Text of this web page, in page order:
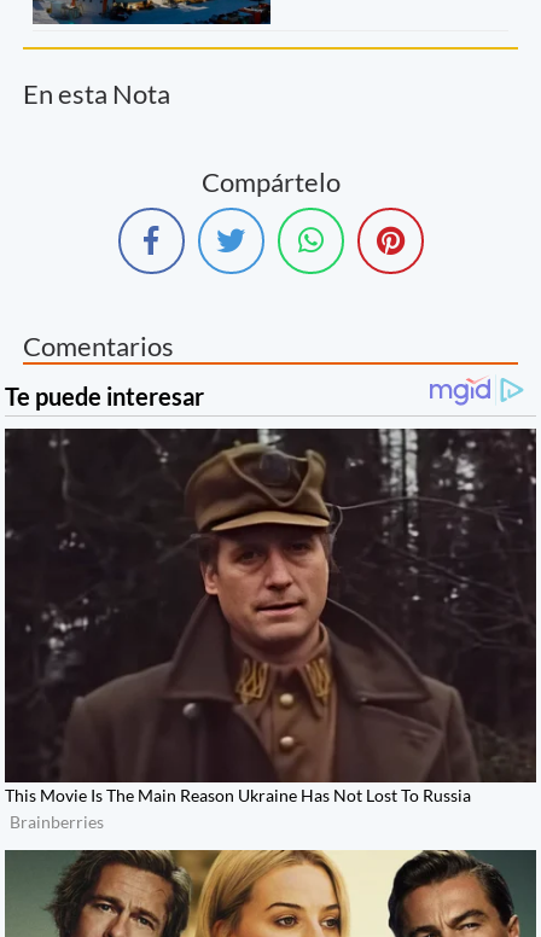
En esta Nota
Compártelo
Comentarios